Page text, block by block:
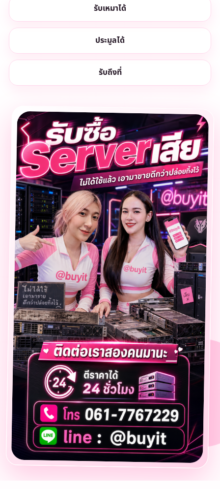
รับเหมาได้
ประมูลได้
รับถึงที่